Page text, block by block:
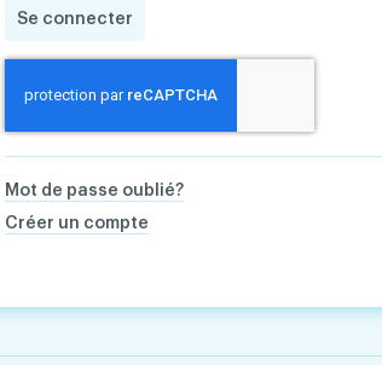
Se connecter
Mot de passe oublié?
Créer un compte